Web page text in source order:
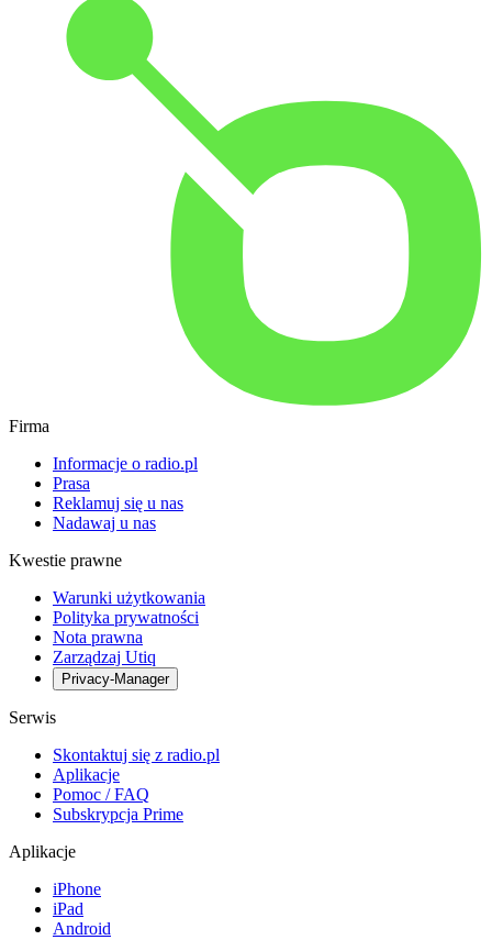
Firma
Informacje o radio.pl
Prasa
Reklamuj się u nas
Nadawaj u nas
Kwestie prawne
Warunki użytkowania
Polityka prywatności
Nota prawna
Zarządzaj Utiq
Privacy-Manager
Serwis
Skontaktuj się z radio.pl
Aplikacje
Pomoc / FAQ
Subskrypcja Prime
Aplikacje
iPhone
iPad
Android